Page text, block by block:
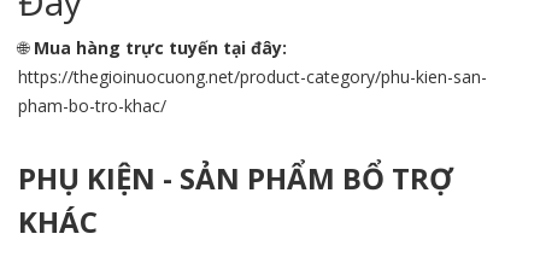
🌐 Mua hàng trực tuyến tại đây:
https://thegioinuocuong.net/product-category/phu-kien-san-
pham-bo-tro-khac/
PHỤ KIỆN - SẢN PHẨM BỔ TRỢ
KHÁC